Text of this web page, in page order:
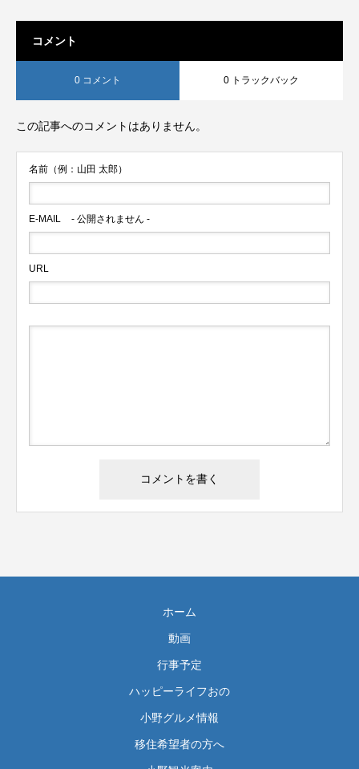
コメント
0 コメント 0 トラックバック
この記事へのコメントはありません。
名前（例：山田 太郎）
E-MAIL - 公開されません -
URL
ホーム
動画
行事予定
ハッピーライフおの
小野グルメ情報
移住希望者の方へ